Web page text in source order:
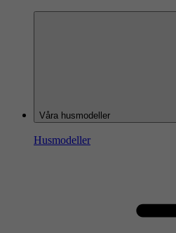
Våra husmodeller
Husmodeller